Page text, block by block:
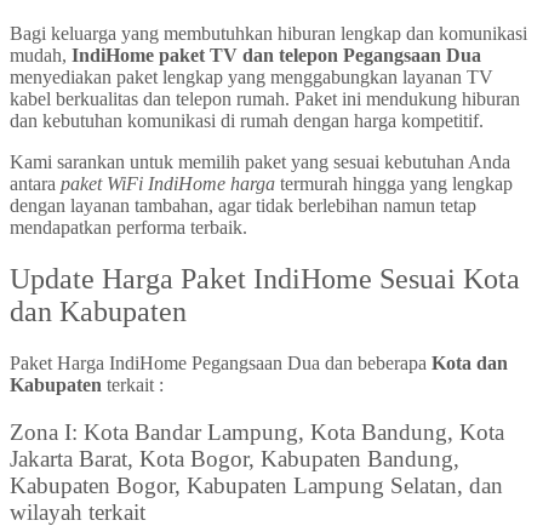
Bagi keluarga yang membutuhkan hiburan lengkap dan komunikasi
mudah, IndiHome paket TV dan telepon Pegangsaan Dua
menyediakan paket lengkap yang menggabungkan layanan TV
kabel berkualitas dan telepon rumah. Paket ini mendukung hiburan
dan kebutuhan komunikasi di rumah dengan harga kompetitif.
Kami sarankan untuk memilih paket yang sesuai kebutuhan Anda
antara paket WiFi IndiHome harga termurah hingga yang lengkap
dengan layanan tambahan, agar tidak berlebihan namun tetap
mendapatkan performa terbaik.
Update Harga Paket IndiHome Sesuai Kota
dan Kabupaten
Paket Harga IndiHome Pegangsaan Dua dan beberapa Kota dan
Kabupaten terkait :
Zona I: Kota Bandar Lampung, Kota Bandung, Kota
Jakarta Barat, Kota Bogor, Kabupaten Bandung,
Kabupaten Bogor, Kabupaten Lampung Selatan, dan
wilayah terkait